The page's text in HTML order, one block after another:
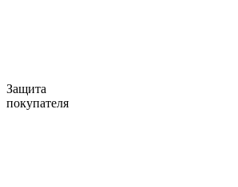
Защита
покупателя